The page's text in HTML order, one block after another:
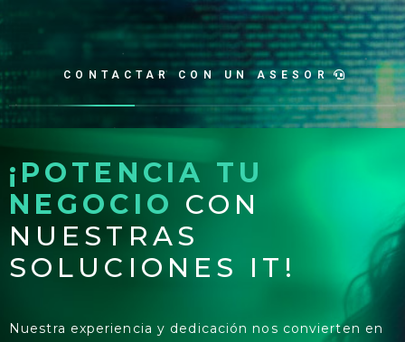
CONTACTAR CON UN ASESOR
¡POTENCIA TU
NEGOCIO CON
NUESTRAS
SOLUCIONES IT!
Nuestra experiencia y dedicación nos convierten en